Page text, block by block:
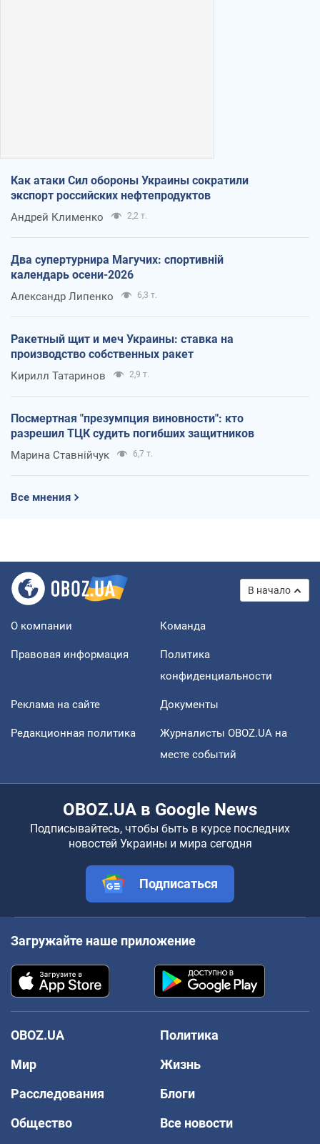
Как атаки Сил обороны Украины сократили
экспорт российских нефтепродуктов
Андрей Клименко 2,2 т.
Два супертурнира Магучих: спортивній
календарь осени-2026
Александр Липенко 6,3 т.
Ракетный щит и меч Украины: ставка на
производство собственных ракет
Кирилл Татаринов 2,9 т.
Посмертная "презумпция виновности": кто
разрешил ТЦК судить погибших защитников
Марина Ставнійчук 6,7 т.
Все мнения
В начало
О компании Команда
Правовая информация
Политика
конфиденциальности
Реклама на сайте Документы
Редакционная политика
Журналисты OBOZ.UA на
месте событий
OBOZ.UA в Google News
Подписывайтесь, чтобы быть в курсе последних
новостей Украины и мира сегодня
Подписаться
Загружайте наше приложение
OBOZ.UA
Политика
Мир
Жизнь
Расследования
Блоги
Общество
Все новости